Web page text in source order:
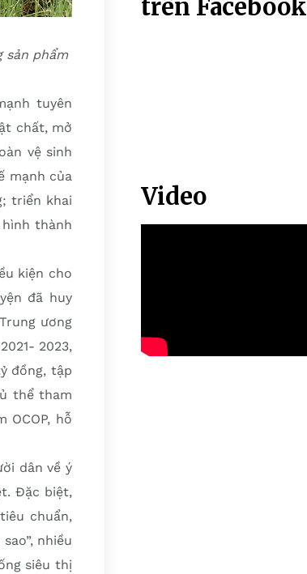
sản phẩm
tuyên
chất, mở
vệ sinh
mạnh của
triển khai
thành
kiện cho
đã huy
ương
2023,
đồng, tập
thể tham
hỗ
dân về ý
Đặc biệt,
chuẩn,
nhiều
siêu thị
trên Facebook
Video